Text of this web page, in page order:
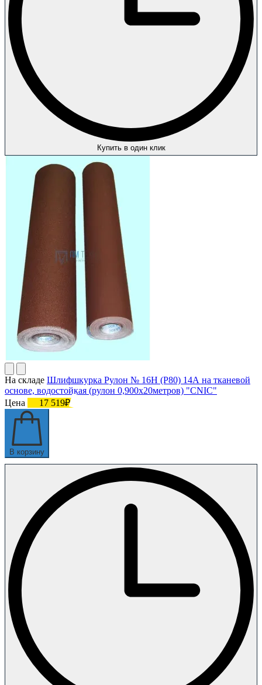
Купить в один клик
На складе Шлифшкурка Рулон № 16Н (P80) 14А на тканевой
основе, водостойкая (рулон 0,900х20метров) "CNIC"
Цена
17 519₽
В корзину